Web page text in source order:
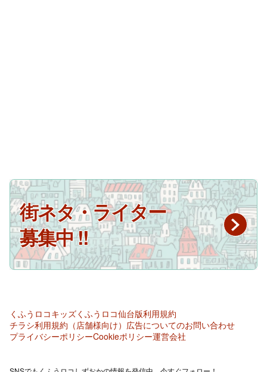
街ネタ・ライター
募集中 !!
くふうロコキッズくふうロコ仙台版利用規約
チラシ利用規約（店舗様向け） 広告についてのお問い合わせ
プライバシーポリシーCookieポリシー運営会社